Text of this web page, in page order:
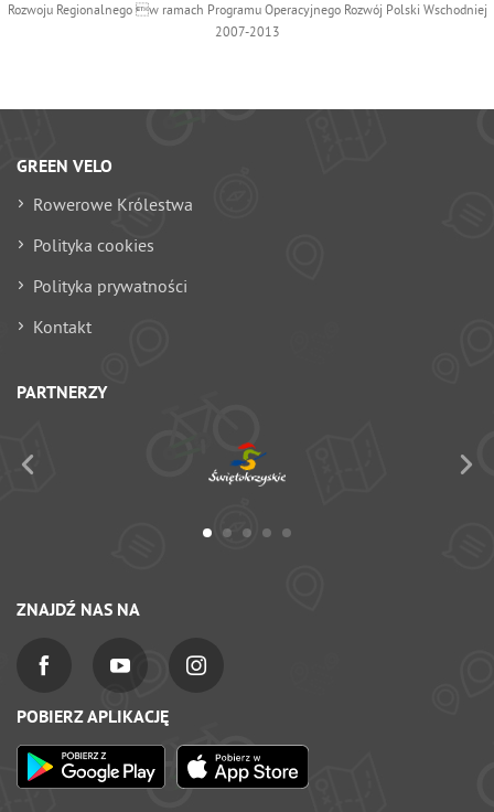
Rozwoju Regionalnego w ramach Programu Operacyjnego Rozwój Polski Wschodniej
2007-2013
GREEN VELO
Rowerowe Królestwa
Polityka cookies
Polityka prywatności
Kontakt
PARTNERZY
ZNAJDŹ NAS NA
POBIERZ APLIKACJĘ